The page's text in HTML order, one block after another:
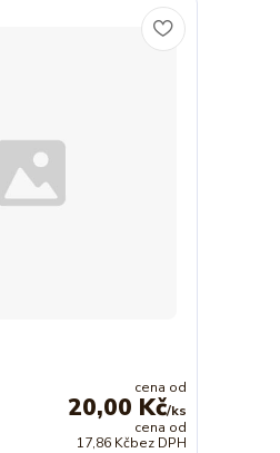
cena od
20,00 Kč/ks
cena od
17,86 Kčbez DPH